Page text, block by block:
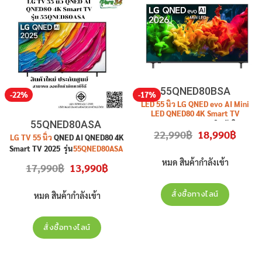
-22%
55QNED80ASA
LG TV 55 นิ้วQNED AI QNED80 4K
Smart TV 2025 รุ่น55QNED80ASA
17,990฿ Original
price
17,990฿.
13,990฿Current
price
หมด สินค้ากำลังเข้า
สั่งซื้อทางไลน์
-17% 55QNED80BSA
LED 55 นิ้ว LG QNED evo AI Mini
LED QNED80 4K Smart TV
ประกันศูนย์
22,990฿ Original
price
22,990฿.
18,990฿price
หมด สินค้ากำลังเข้า
สั่งซื้อทางไลน์